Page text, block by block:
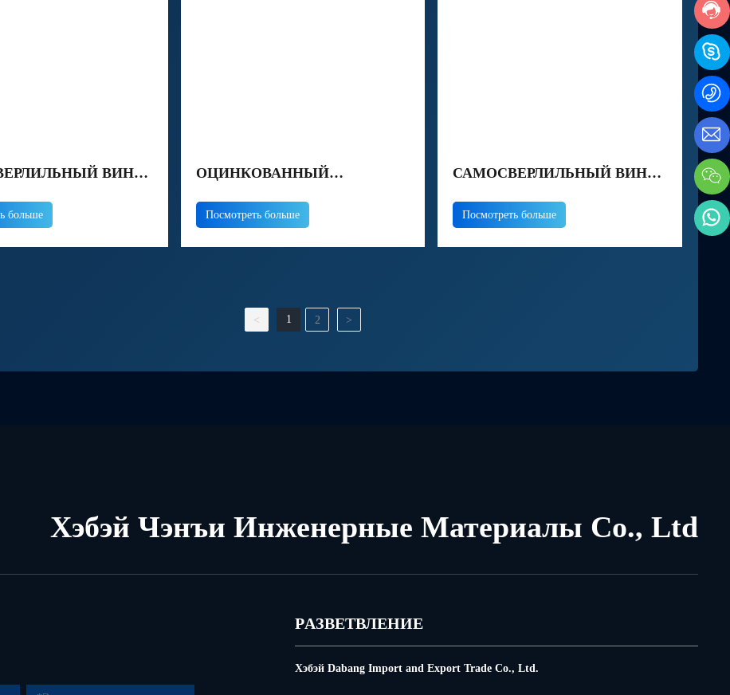
ВИНТ
ШТАНГИ С
ГОЛОВКОЙ
больше
ОЦИНКОВАННЫЙ
САМОСВЕРЛИЛЬНЫЙ ВИНТ
С ПЛОСКОЙ ГОЛОВКОЙ CSK
Посмотреть больше
САМОСВЕРЛИЛЬНЫЙ ВИНТ
С БОЛЬШОЙ ПЛОСКОЙ
ГОЛОВКОЙ ИЗ
Посмотреть больше
< 1 2 >
Хэбэй Чэнъи Инженерные Материалы Co., Ltd
PАЗВЕТВЛЕНИЕ
Хэбэй Dabang Import and Export Trade Co., Ltd.